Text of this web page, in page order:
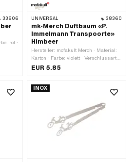
33606
rot ·
UNIVERSAL 38360
mk-Merch Duftbaum «P.
Immelmann Transpoorte»
Himbeer
Hersteller: mofakult Merch · Material:
Karton · Farbe: violett · Verschlussart:
Geschnürt · Ø Befestigungsloch: 3 mm
EUR 5.85
INOX